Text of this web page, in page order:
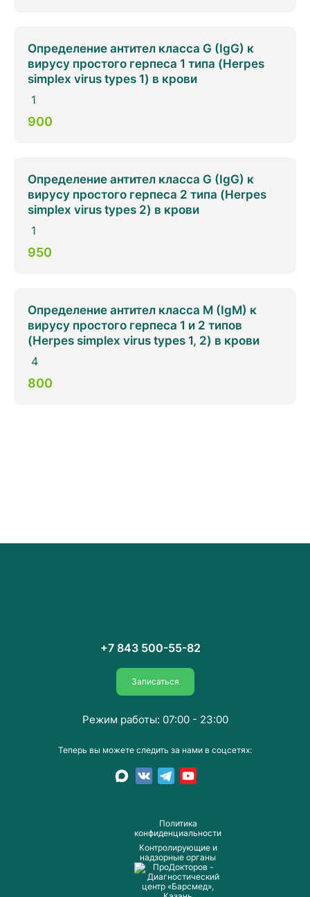
Определение антител класса G (IgG) к
вирусу простого герпеса 1 типа (Herpes
simplex virus types 1) в крови
1
900
Определение антител класса G (IgG) к
вирусу простого герпеса 2 типа (Herpes
simplex virus types 2) в крови
1
950
Определение антител класса M (IgM) к
вирусу простого герпеса 1 и 2 типов
(Herpes simplex virus types 1, 2) в крови
4
800
Пoлитика
конфиденциальности
Контролирующие и
надзорные органы
+7 843 500-55-82
Записаться
Теперь вы можете следить за нами в соцсетях:
Режим работы: 07:00 - 23:00